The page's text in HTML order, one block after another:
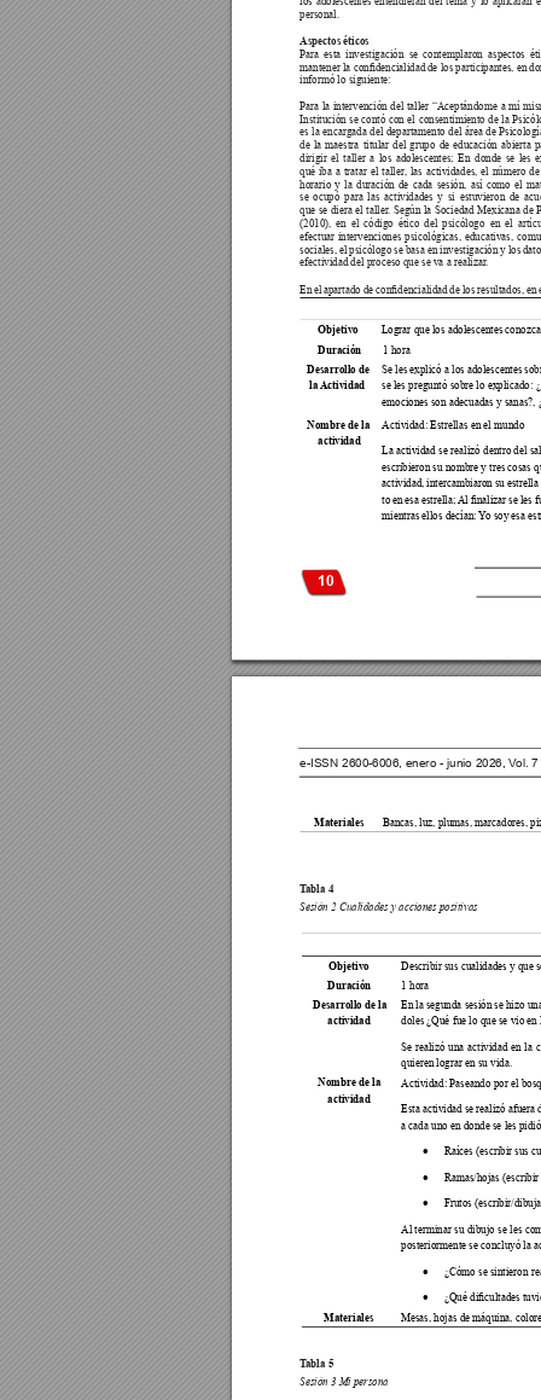
10
personal.
Aspectos éticos
Para esta investigación se contemplaron aspectos
mantener la condencialidad de los participantes, en
informó lo siguiente:
Para la intervención del taller “Aceptándome a mí
Institución se contó con el consentimiento de la
es la encargada del departamento del área de
de la maestra titular del grupo de educación abierta
dirigir el taller a los adolescentes; En donde se les
qué iba a tratar el taller, las actividades, el número
horario y la duración de cada sesión, así como el
se ocupó para las actividades y si estuvieron de
que se diera el taller. Según la Sociedad Mexicana de
(2010), en el código ético del psicólogo en el
efectuar intervenciones psicológicas, educativas,
sociales, el psicólogo se basa en investigación y los
efectividad del proceso que se va a realizar.
En el apartado de condencialidad de los resultados, en
Objetivo Lograr que los adolescentes
Duración 1 hora
Desarrollo de
la Actividad
Se les explicó a los adolescentes
se les preguntó sobre lo explicado:
emociones son adecuadas y sanas?,
Nombre de la
actividad
Actividad: Estrellas en el mundo
La actividad se realizó dentro del
escribieron su nombre y tres cosas
actividad, intercambiaron su estrella
to en esa estrella; Al nalizar se les
mientras ellos decían: Yo soy esa
e-ISSN 2600-6006, enero - junio 2026, Vol. 7
Materiales Bancas, luz, plumas, marcadores,
Objetivo Describir sus cualidades y que
Duración 1 hora
Desarrollo de la
actividad
En la segunda sesión se hizo
doles ¿Qué fue lo que se vio
Se realizó una actividad en la
quieren lograr en su vida.
Nombre de la
actividad
Actividad: Paseando por el
Esta actividad se realizó afuera
a cada uno en donde se les
• Raíces (escribir sus
• Ramas/hojas
• Frutos (escribir/
Al terminar su dibujo se les
posteriormente se concluyó la
• ¿Cómo se sintieron
•
¿Qué dicultades
Materiales
Mesas, hojas de máquina,
Tabla 4
Sesión 2 Cualidades y acciones positivas
Tabla 5
Sesión 3 Mi persona